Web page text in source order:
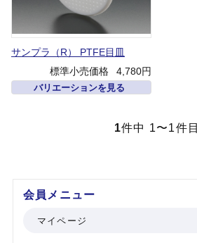
サンプラ（R） PTFE目皿
標準小売価格
4,780円
バリエーションを見る
1件中 1〜1件目
会員メニュー
マイページ